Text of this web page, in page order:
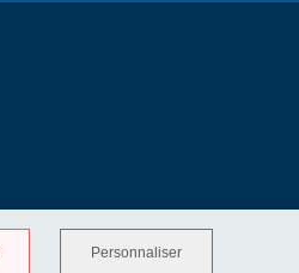
Personnaliser